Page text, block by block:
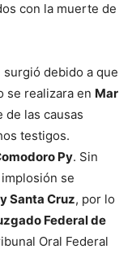
con la muerte de
debido a que
se realizara en Mar
las causas
testigos.
Py. Sin
se
Santa Cruz, por lo
Federal de
Oral Federal